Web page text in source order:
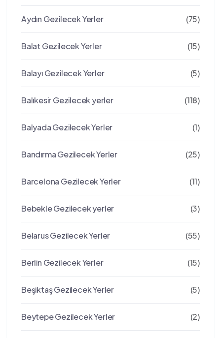
Aydın Gezilecek Yerler (75)
Balat Gezilecek Yerler (15)
Balayı Gezilecek Yerler (5)
Balıkesir Gezilecek yerler (118)
Balyada Gezilecek Yerler (1)
Bandırma Gezilecek Yerler (25)
Barcelona Gezilecek Yerler (11)
Bebekle Gezilecek yerler (3)
Belarus Gezilecek Yerler (55)
Berlin Gezilecek Yerler (15)
Beşiktaş Gezilecek Yerler (5)
Beytepe Gezilecek Yerler (2)